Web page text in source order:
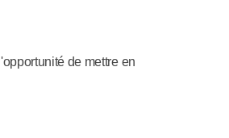
de mettre en